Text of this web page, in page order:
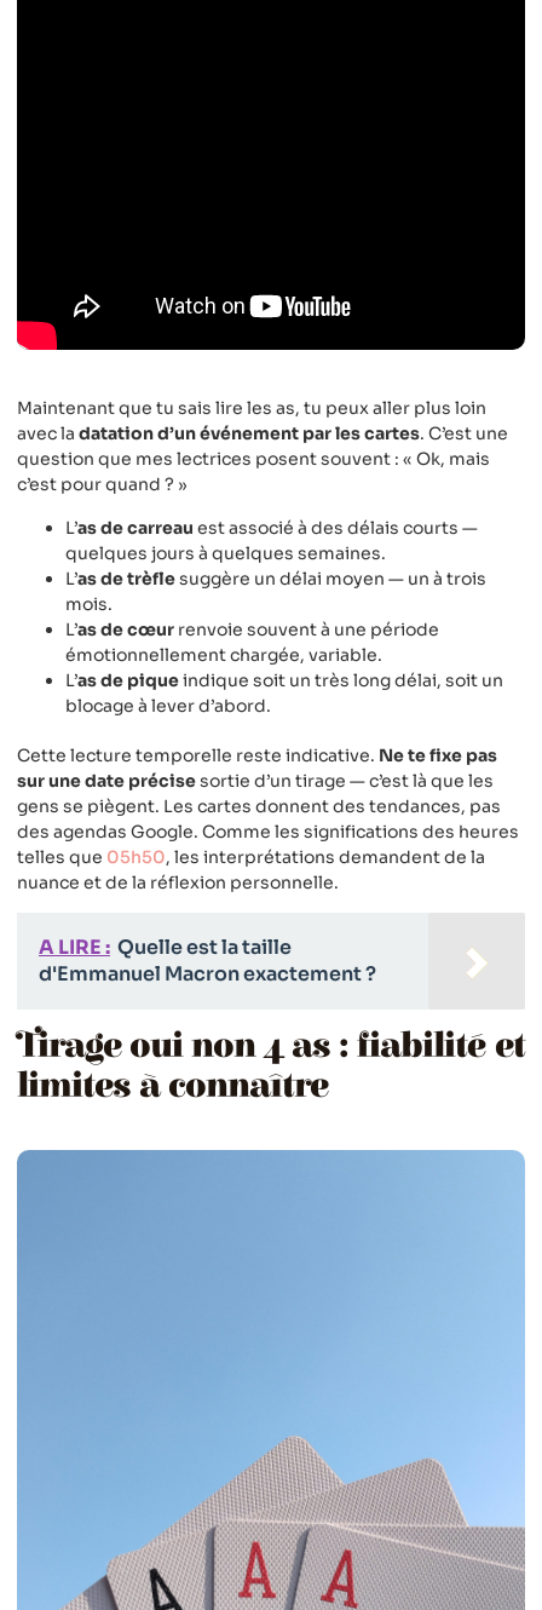
Maintenant que tu sais lire les as, tu peux aller plus loin
avec la datation d’un événement par les cartes. C’est une
question que mes lectrices posent souvent : « Ok, mais
c’est pour quand ? »
L’as de carreau est associé à des délais courts —
quelques jours à quelques semaines.
L’as de trèflesuggère un délai moyen — un à trois
mois.
L’as de cœur renvoie souvent à une période
émotionnellement chargée, variable.
L’as de piqueindique soit un très long délai, soit un
blocage à lever d’abord.
Cette lecture temporelle reste indicative. Ne te fixe pas
sur une date précisesortie d’un tirage — c’est là que les
gens se piègent. Les cartes donnent des tendances, pas
des agendas Google. Comme les significations des heures
telles que 05h50, les interprétations demandent de la
nuance et de la réflexion personnelle.
A LIRE : Quelle est la taille
d'Emmanuel Macron exactement ?
Tirage oui non 4 as : fiabilité et
limites à connaître